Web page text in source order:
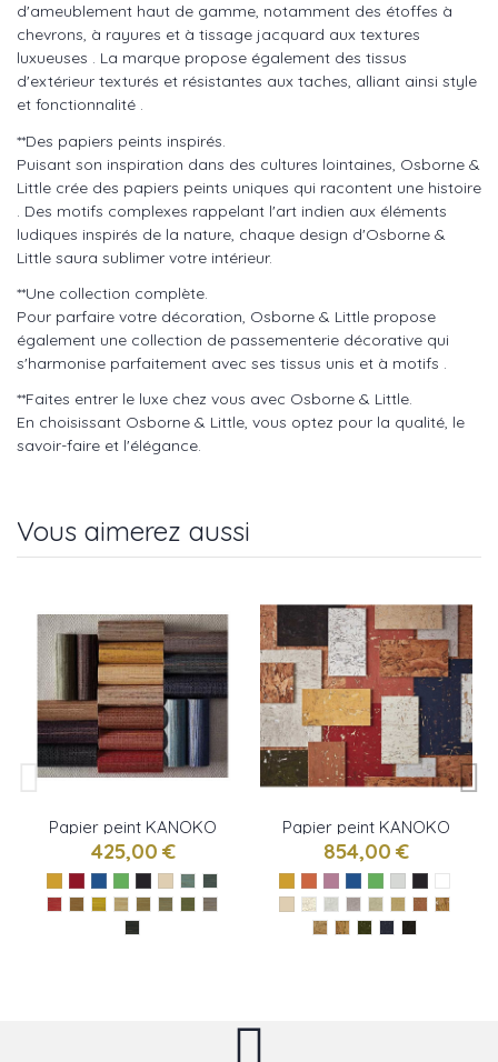
d'ameublement haut de gamme, notamment des étoffes à
chevrons, à rayures et à tissage jacquard aux textures
luxueuses . La marque propose également des tissus
d'extérieur texturés et résistantes aux taches, alliant ainsi style
et fonctionnalité .
**Des papiers peints inspirés.
Puisant son inspiration dans des cultures lointaines, Osborne &
Little crée des papiers peints uniques qui racontent une histoire
. Des motifs complexes rappelant l'art indien aux éléments
ludiques inspirés de la nature, chaque design d'Osborne &
Little saura sublimer votre intérieur.
**Une collection complète.
Pour parfaire votre décoration, Osborne & Little propose
également une collection de passementerie décorative qui
s'harmonise parfaitement avec ses tissus unis et à motifs .
**Faites entrer le luxe chez vous avec Osborne & Little.
En choisissant Osborne & Little, vous optez pour la qualité, le
savoir-faire et l'élégance.
Vous aimerez aussi
Papier peint KANOKO
GRASSCLOTH 2 de
Osborne & little
425,00 €
Papier peint KANOKO
CORK de Osborne &
little
854,00 €